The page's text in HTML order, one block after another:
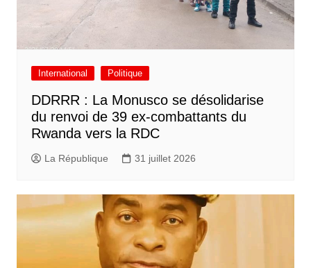
International Politique
DDRRR : La Monusco se désolidarise
du renvoi de 39 ex-combattants du
Rwanda vers la RDC
La République 31 juillet 2026